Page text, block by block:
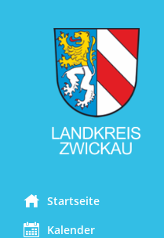
Startseite
Kalender